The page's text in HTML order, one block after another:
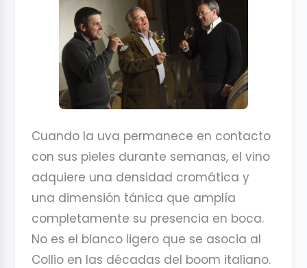
Cuando la uva permanece en contacto
con sus pieles durante semanas, el vino
adquiere una densidad cromática y
una dimensión tánica que amplía
completamente su presencia en boca.
No es el blanco ligero que se asocia al
Collio en las décadas del boom italiano.